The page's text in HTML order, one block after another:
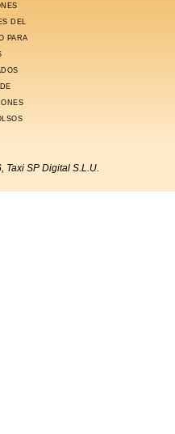
DEL
PARA
Taxi SP Digital S.L.U.